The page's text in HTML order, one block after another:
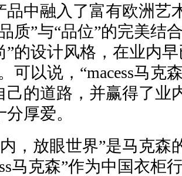
品中融入了富有欧洲艺
质”与“品位”的完美结
”的设计风格，在业内
可以说，“macess马克
己的道路，并赢得了业
厚爱。
，放眼世界”是马克森
马克森”作为中国衣柜